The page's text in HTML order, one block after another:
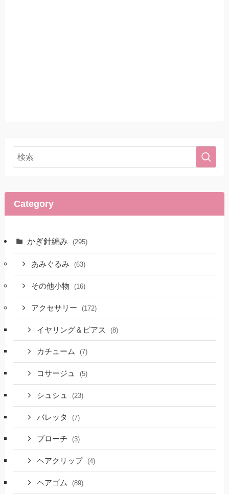
Category
かぎ針編み (295)
あみぐるみ (63)
その他小物 (16)
アクセサリー (172)
イヤリング＆ピアス (8)
カチューム (7)
コサージュ (5)
シュシュ (23)
バレッタ (7)
ブローチ (3)
ヘアクリップ (4)
ヘアゴム (89)